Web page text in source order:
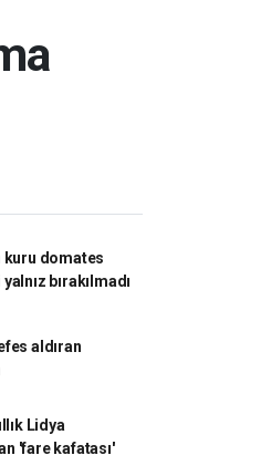
kuru domates
bırakılmadı
aldıran
Lidya
'fare kafatası'